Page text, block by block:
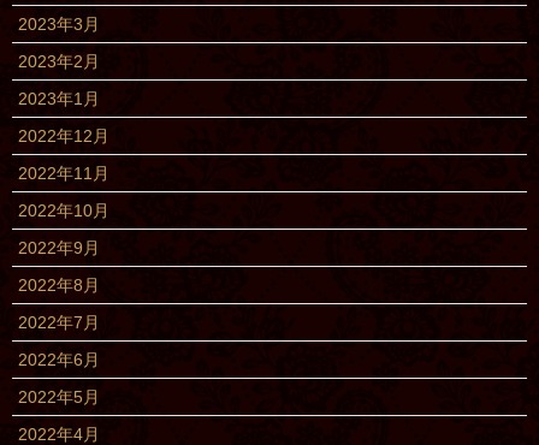
2023年3月
2023年2月
2023年1月
2022年12月
2022年11月
2022年10月
2022年9月
2022年8月
2022年7月
2022年6月
2022年5月
2022年4月